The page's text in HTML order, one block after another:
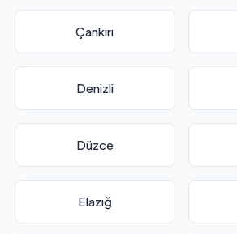
Çankırı
Denizli
Düzce
Elazığ